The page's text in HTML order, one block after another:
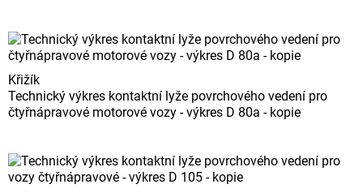
Křižík
Technický výkres kontaktní lyže povrchového vedení pro
čtyřnápravové motorové vozy - výkres D 80a - kopie